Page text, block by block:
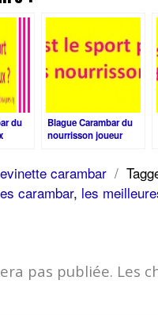
du
Blague Carambar du
nourrisson joueur
carambar /
carambar, les
pas publiée. Les